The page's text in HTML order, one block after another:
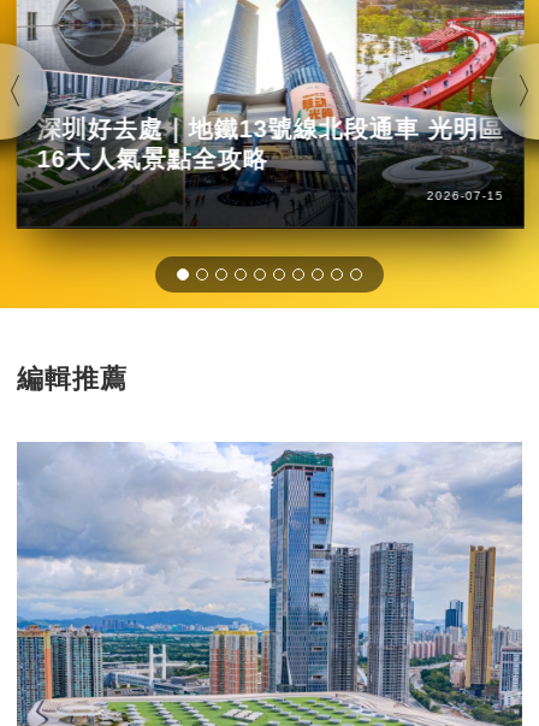
深圳好去處｜地鐵13號線北段通車 光明區
16大人氣景點全攻略
2026-07-15
編輯推薦